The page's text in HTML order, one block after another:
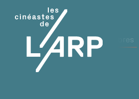
L'ARP Membres